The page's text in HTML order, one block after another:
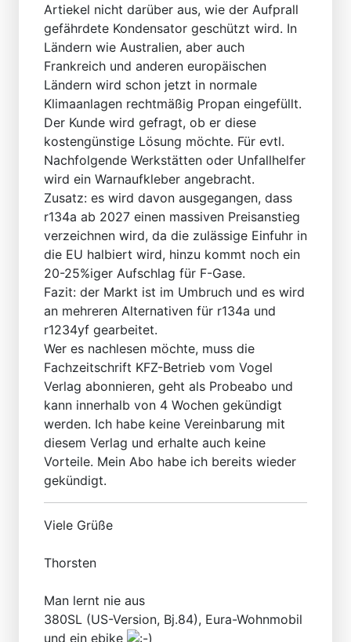
Artiekel nicht darüber aus, wie der Aufprall
gefährdete Kondensator geschützt wird. In
Ländern wie Australien, aber auch
Frankreich und anderen europäischen
Ländern wird schon jetzt in normale
Klimaanlagen rechtmäßig Propan eingefüllt.
Der Kunde wird gefragt, ob er diese
kostengünstige Lösung möchte. Für evtl.
Nachfolgende Werkstätten oder Unfallhelfer
wird ein Warnaufkleber angebracht.
Zusatz: es wird davon ausgegangen, dass
r134a ab 2027 einen massiven Preisanstieg
verzeichnen wird, da die zulässige Einfuhr in
die EU halbiert wird, hinzu kommt noch ein
20-25%iger Aufschlag für F-Gase.
Fazit: der Markt ist im Umbruch und es wird
an mehreren Alternativen für r134a und
r1234yf gearbeitet.
Wer es nachlesen möchte, muss die
Fachzeitschrift KFZ-Betrieb vom Vogel
Verlag abonnieren, geht als Probeabo und
kann innerhalb von 4 Wochen gekündigt
werden. Ich habe keine Vereinbarung mit
diesem Verlag und erhalte auch keine
Vorteile. Mein Abo habe ich bereits wieder
gekündigt.
Viele Grüße
Thorsten
Man lernt nie aus
380SL (US-Version, Bj.84), Eura-Wohnmobil
und ein ebike